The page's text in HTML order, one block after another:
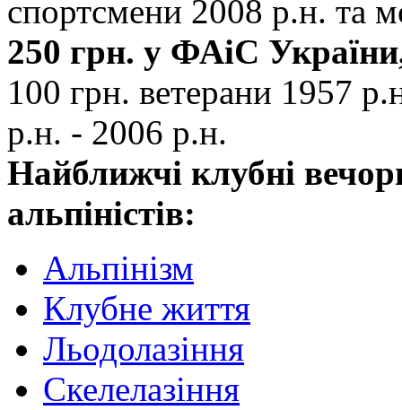
спортсмени 2008 р.н. та
250 грн. у ФАіС
100 грн. ветерани 1957
р.н. - 2006 р.н.
Найближчі клубні
альпіністів:
Альпінізм
Клубне життя
Льодолазіння
Скелелазіння